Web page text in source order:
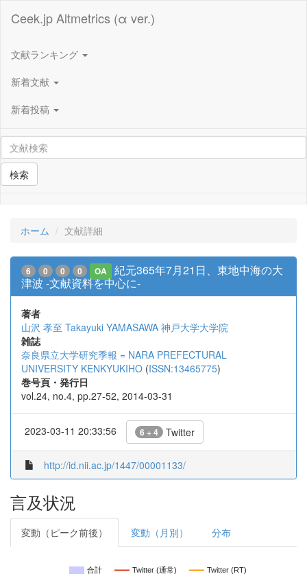
Ceek.jp Altmetrics (α ver.)
文献ランキング
新着文献
新着投稿
検索
ホーム 文献詳細
6 0 0 0 OA
紀元365年7月21日、東地中海の大
津波 -文献資料を中心に-
著者
山沢 孝至 Takayuki YAMASAWA 神戸大学大学院
雑誌
奈良県立大学研究季報 = NARA PREFECTURAL
UNIVERSITY KENKYUKIHO (ISSN:13465775)
巻号頁・発行日
vol.24, no.4, pp.27-52, 2014-03-31
2023-03-11 20:33:56 6 + 4 Twitter
http://id.nii.ac.jp/1447/00001133/
言及状況
変動（ピーク前後） 変動（月別） 分布
合計 Twitter (通常) Twitter (RT)